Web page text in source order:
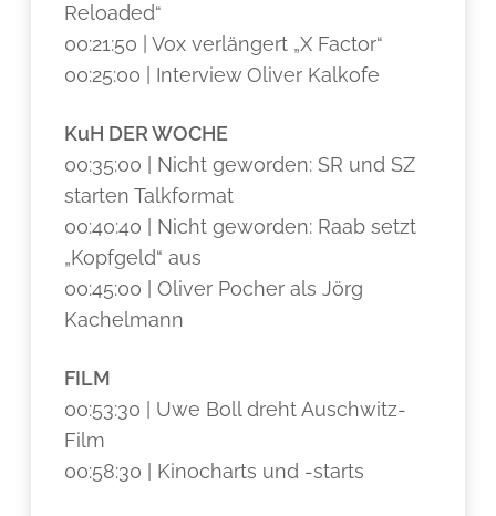
Reloaded“
00:21:50 | Vox verlängert „X Factor“
00:25:00 | Interview Oliver Kalkofe
KuH DER WOCHE
00:35:00 | Nicht geworden: SR und SZ
starten Talkformat
00:40:40 | Nicht geworden: Raab setzt
„Kopfgeld“ aus
00:45:00 | Oliver Pocher als Jörg
Kachelmann
FILM
00:53:30 | Uwe Boll dreht Auschwitz-
Film
00:58:30 | Kinocharts und -starts